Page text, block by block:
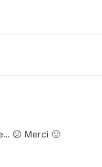
😕 Merci 🙂